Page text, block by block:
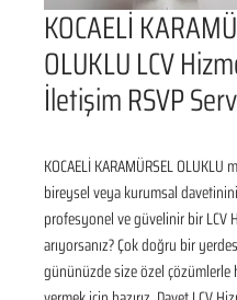
KOCAELİ
OLUKLU LCV
İletişim RSVP
KOCAELİ KARAMÜRSEL
bireysel veya kurumsal
profesyonel ve güvelinir bir LCV
arıyorsanız? Çok doğru bir
gününüzde size özel çözümlerle